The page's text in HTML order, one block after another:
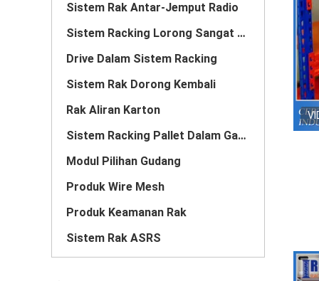
Sistem Rak Antar-Jemput Radio
Sistem Racking Lorong Sangat Sempit
Drive Dalam Sistem Racking
Sistem Rak Dorong Kembali
Rak Aliran Karton
Sistem Racking Pallet Dalam Ganda
Modul Pilihan Gudang
Produk Wire Mesh
Produk Keamanan Rak
Sistem Rak ASRS